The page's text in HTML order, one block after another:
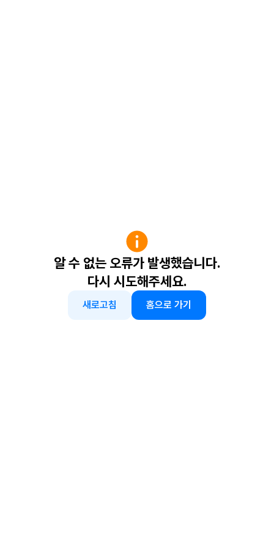
알 수 없는 오류가 발생했습니다.
다시 시도해주세요.
새로고침 홈으로 가기